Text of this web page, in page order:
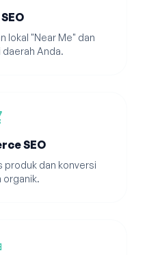
lokal "Near Me" dan
Anda.
SEO
produk dan konversi
organik.